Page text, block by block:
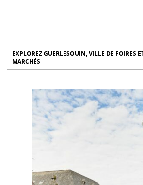
EXPLOREZ GUERLESQUIN, VILLE DE FOIRES
MARCHÉS